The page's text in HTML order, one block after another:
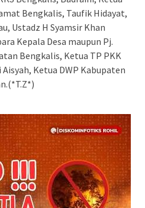
Bengkalis, Taufik Hidayat,
Ustadz H Syamsir Khan
Kepala Desa maupun Pj.
Bengkalis, Ketua TP PKK
Ketua DWP Kabupaten